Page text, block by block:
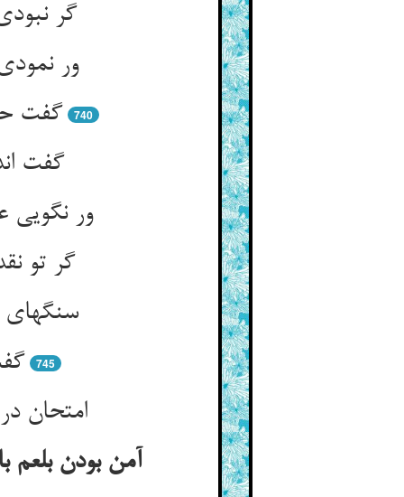
گر
ور
گفت
740
گفت
ور
گر تو
سنگهای
745
امتحان
آمن بودن بلعم